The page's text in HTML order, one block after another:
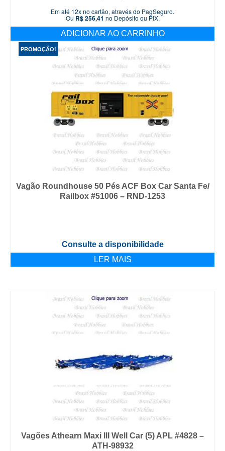
Em até 12x no cartão, através do PagSeguro.
Ou R$256,41 no Depósito ou PIX.
ADICIONAR AO CARRINHO
PROMOÇÃO!
Vagão Roundhouse 50 Pés ACF Box Car Santa Fe/
Railbox #51006 – RND-1253
Consulte a disponibilidade
LER MAIS
Vagões Athearn Maxi III Well Car (5) APL #4828 –
ATH-98932